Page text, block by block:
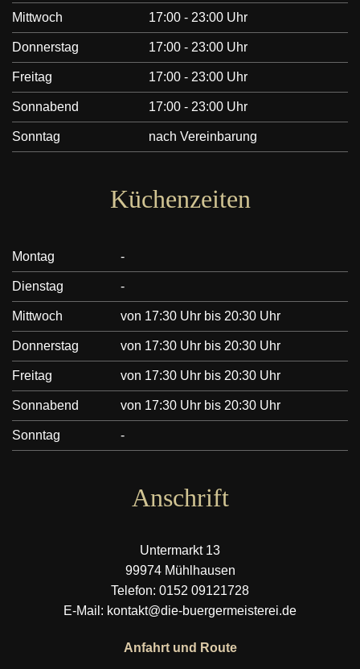
Mittwoch 17:00 - 23:00 Uhr
Donnerstag 17:00 - 23:00 Uhr
Freitag 17:00 - 23:00 Uhr
Sonnabend 17:00 - 23:00 Uhr
Sonntag nach Vereinbarung
Küchenzeiten
Montag -
Dienstag -
Mittwoch von 17:30 Uhr bis 20:30 Uhr
Donnerstag von 17:30 Uhr bis 20:30 Uhr
Freitag von 17:30 Uhr bis 20:30 Uhr
Sonnabend von 17:30 Uhr bis 20:30 Uhr
Sonntag -
Anschrift
Untermarkt 13
99974 Mühlhausen
Telefon: 0152 09121728
E-Mail: kontakt@die-buergermeisterei.de
Anfahrt und Route